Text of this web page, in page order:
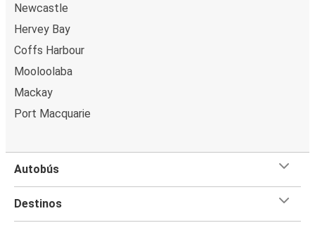
Newcastle
Hervey Bay
Coffs Harbour
Mooloolaba
Mackay
Port Macquarie
Autobús
Destinos